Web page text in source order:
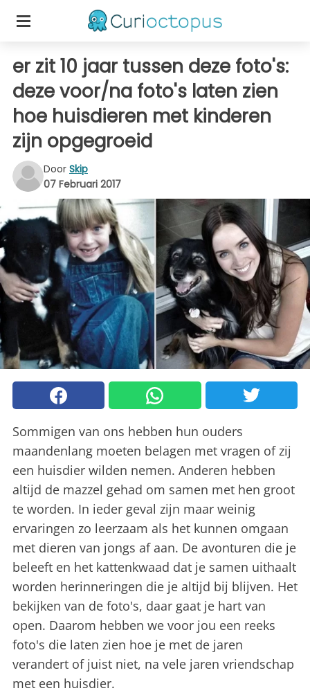
er zit 10 jaar tussen deze foto's:
deze voor/na foto's laten zien
hoe huisdieren met kinderen
zijn opgegroeid
Door Skip
07 Februari 2017
Sommigen van ons hebben hun ouders
maandenlang moeten belagen met vragen of zij
een huisdier wilden nemen. Anderen hebben
altijd de mazzel gehad om samen met hen groot
te worden. In ieder geval zijn maar weinig
ervaringen zo leerzaam als het kunnen omgaan
met dieren van jongs af aan. De avonturen die je
beleeft en het kattenkwaad dat je samen uithaalt
worden herinneringen die je altijd bij blijven. Het
bekijken van de foto's, daar gaat je hart van
open. Daarom hebben we voor jou een reeks
foto's die laten zien hoe je met de jaren
verandert of juist niet, na vele jaren vriendschap
met een huisdier.